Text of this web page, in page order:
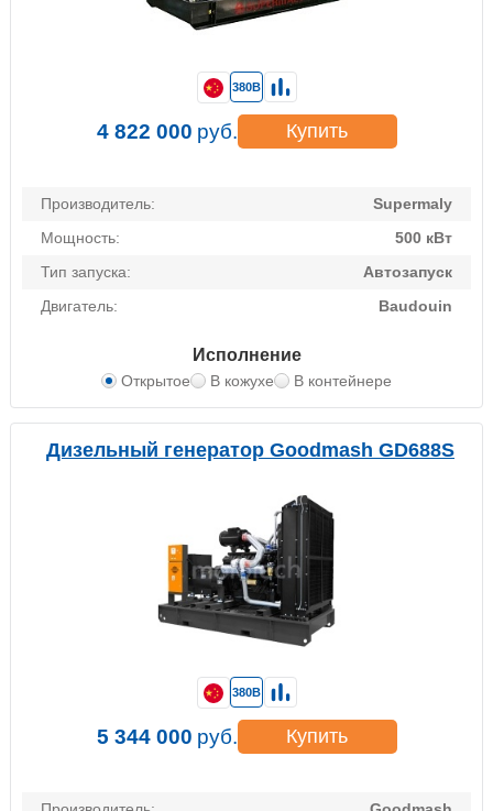
Производитель:
Supermaly
Мощность:
500 кВт
Тип запуска:
Автозапуск
Двигатель:
Baudouin
Исполнение
Открытое В кожухе В контейнере
380В
4 822 000 руб. Купить
Дизельный генератор Goodmash GD688S
380В
5 344 000 руб. Купить